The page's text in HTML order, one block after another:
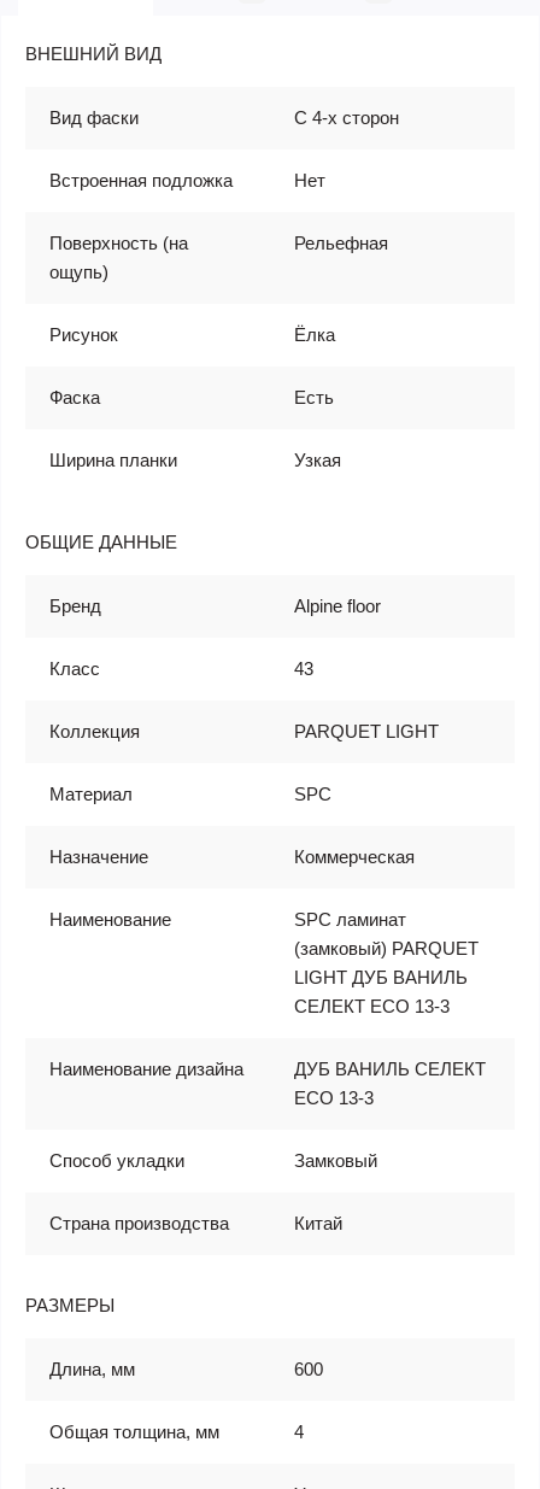
ВНЕШНИЙ ВИД
Вид фаски С 4-х сторон
Встроенная подложка Нет
Поверхность (на
ощупь)
Рельефная
Рисунок Ёлка
Фаска Есть
Ширина планки Узкая
ОБЩИЕ ДАННЫЕ
Бренд Alpine floor
Класс 43
Коллекция PARQUET LIGHT
Материал SPC
Назначение Коммерческая
Наименование
SPC ламинат
(замковый) PARQUET
LIGHT ДУБ ВАНИЛЬ
СЕЛЕКТ ЕСО 13-3
Наименование дизайна
ДУБ ВАНИЛЬ СЕЛЕКТ
ЕСО 13-3
Способ укладки Замковый
Страна производства Китай
РАЗМЕРЫ
Длина, мм 600
Общая толщина, мм 4